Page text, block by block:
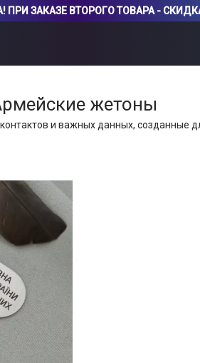
ПРИ ЗАКАЗЕ ВТОРОГО ТОВАРА -
жетоны
и важных данных, созданные